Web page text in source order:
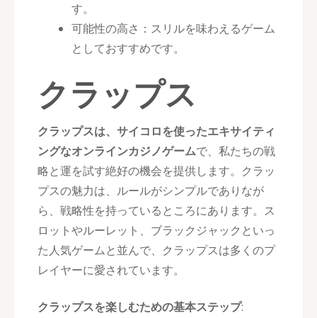
す。
可能性の高さ：スリルを味わえるゲーム
としておすすめです。
クラップス
クラップスは、サイコロを使ったエキサイティ
ングなオンラインカジノゲームで、私たちの戦
略と運を試す絶好の機会を提供します。クラッ
プスの魅力は、ルールがシンプルでありなが
ら、戦略性を持っているところにあります。ス
ロットやルーレット、ブラックジャックといっ
た人気ゲームと並んで、クラップスは多くのプ
レイヤーに愛されています。
クラップスを楽しむための基本ステップ: